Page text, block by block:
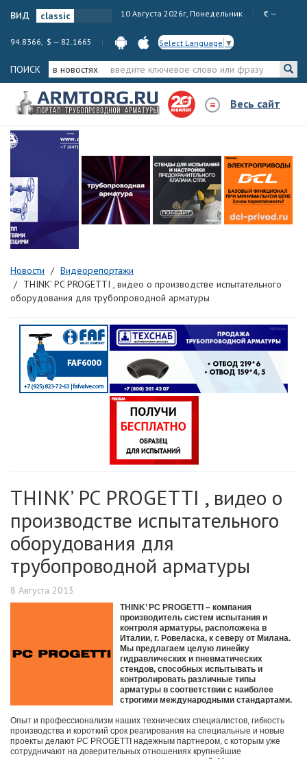
вид 10 Августа 2026г, Понедельник € —
94.8366, $ — 82.1665 Select Language ▼
ПОИСК в новостях
Весь сайт
Новости
Видеорепортажи
THINK’ PC PROGETTI , видео о производстве испытательного
оборудования для трубопроводной арматуры
THINK’ PC PROGETTI , видео о
производстве испытательного
оборудования для
трубопроводной арматуры
8 Августа 2013
THINK’ PC PROGETTI – компания
производитель систем испытания и
контроля арматуры, расположена в
Италии, г. Ровеласка, к северу от Милана.
Мы предлагаем целую линейку
гидравлических и пневматических
стендов, способных испытывать и
контролировать различные типы
арматуры в соответствии с наиболее
строгими международными стандартами.
Опыт и профессионализм наших технических специалистов, гибкость
производства и короткий срок реагирования на специальные и новые
проекты делают PC PROGETTI надежным партнером, с которым уже
сотрудничают на доверительных отношениях крупнейшие